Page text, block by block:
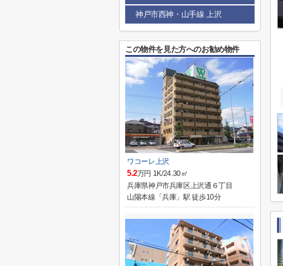
神戸市西神・山手線 上沢
この物件を見た方へのお勧め物件
ワコーレ上沢
5.2万円 1K/24.30㎡
兵庫県神戸市兵庫区上沢通６丁目
山陽本線「兵庫」駅 徒歩10分